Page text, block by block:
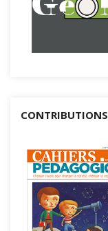
CONTRIBUTIONS